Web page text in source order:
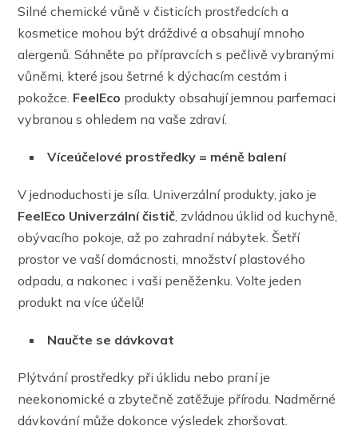
Silné chemické vůně v čisticích prostředcích a
kosmetice mohou být dráždivé a obsahují mnoho
alergenů. Sáhněte po přípravcích s pečlivě vybranými
vůněmi, které jsou šetrné k dýchacím cestám i
pokožce. FeelEco produkty obsahují jemnou parfemaci
vybranou s ohledem na vaše zdraví.
Víceúčelové prostředky = méně balení
V jednoduchosti je síla. Univerzální produkty, jako je
FeelEco Univerzální čistič, zvládnou úklid od kuchyně,
obývacího pokoje, až po zahradní nábytek. Šetří
prostor ve vaší domácnosti, množství plastového
odpadu, a nakonec i vaši peněženku. Volte jeden
produkt na více účelů!
Naučte se dávkovat
Plýtvání prostředky při úklidu nebo praní je
neekonomické a zbytečně zatěžuje přírodu. Nadměrné
dávkování může dokonce výsledek zhoršovat.